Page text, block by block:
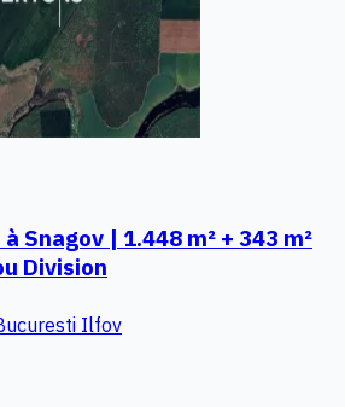
Snagov | 1.448 m² + 343 m²
Division
Ilfov